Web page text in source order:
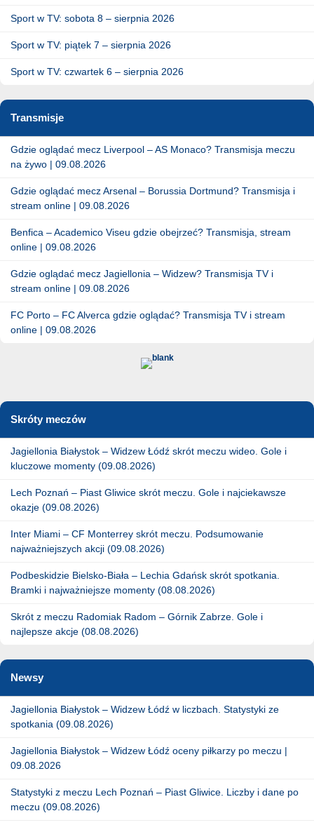
Sport w TV: sobota 8 – sierpnia 2026
Sport w TV: piątek 7 – sierpnia 2026
Sport w TV: czwartek 6 – sierpnia 2026
Transmisje
Gdzie oglądać mecz Liverpool – AS Monaco? Transmisja meczu
na żywo | 09.08.2026
Gdzie oglądać mecz Arsenal – Borussia Dortmund? Transmisja i
stream online | 09.08.2026
Benfica – Academico Viseu gdzie obejrzeć? Transmisja, stream
online | 09.08.2026
Gdzie oglądać mecz Jagiellonia – Widzew? Transmisja TV i
stream online | 09.08.2026
FC Porto – FC Alverca gdzie oglądać? Transmisja TV i stream
online | 09.08.2026
Skróty meczów
Jagiellonia Białystok – Widzew Łódź skrót meczu wideo. Gole i
kluczowe momenty (09.08.2026)
Lech Poznań – Piast Gliwice skrót meczu. Gole i najciekawsze
okazje (09.08.2026)
Inter Miami – CF Monterrey skrót meczu. Podsumowanie
najważniejszych akcji (09.08.2026)
Podbeskidzie Bielsko-Biała – Lechia Gdańsk skrót spotkania.
Bramki i najważniejsze momenty (08.08.2026)
Skrót z meczu Radomiak Radom – Górnik Zabrze. Gole i
najlepsze akcje (08.08.2026)
Newsy
Jagiellonia Białystok – Widzew Łódź w liczbach. Statystyki ze
spotkania (09.08.2026)
Jagiellonia Białystok – Widzew Łódź oceny piłkarzy po meczu |
09.08.2026
Statystyki z meczu Lech Poznań – Piast Gliwice. Liczby i dane po
meczu (09.08.2026)